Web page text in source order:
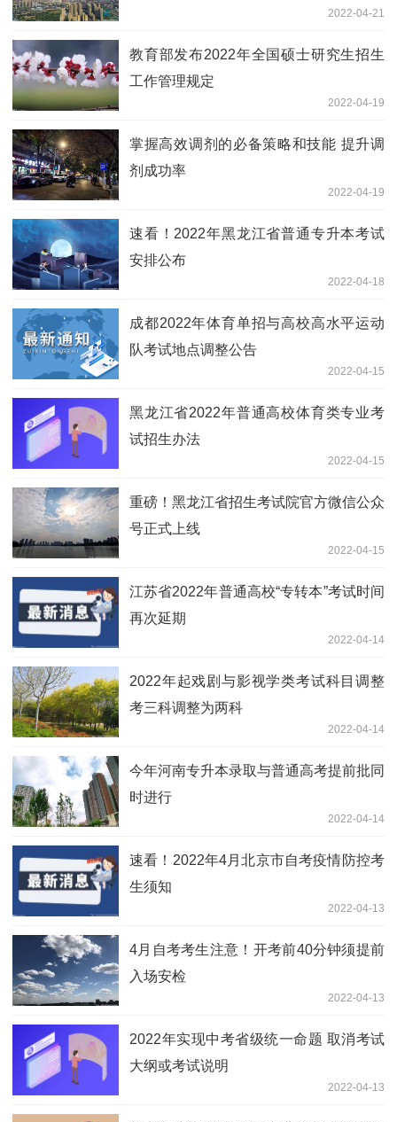
2022-04-21
教育部发布2022年全国硕士研究生招生
工作管理规定
2022-04-19
掌握高效调剂的必备策略和技能 提升调
剂成功率
2022-04-19
速看！2022年黑龙江省普通专升本考试
安排公布
2022-04-18
成都2022年体育单招与高校高水平运动
队考试地点调整公告
2022-04-15
黑龙江省2022年普通高校体育类专业考
试招生办法
2022-04-15
重磅！黑龙江省招生考试院官方微信公众
号正式上线
2022-04-15
江苏省2022年普通高校“专转本”考试时间
再次延期
2022-04-14
2022年起戏剧与影视学类考试科目调整
考三科调整为两科
2022-04-14
今年河南专升本录取与普通高考提前批同
时进行
2022-04-14
速看！2022年4月北京市自考疫情防控考
生须知
2022-04-13
4月自考考生注意！开考前40分钟须提前
入场安检
2022-04-13
2022年实现中考省级统一命题 取消考试
大纲或考试说明
2022-04-13